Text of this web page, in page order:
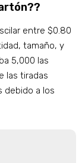
entre $0.80
tamaño, y
5,000 las
las tiradas
debido a los